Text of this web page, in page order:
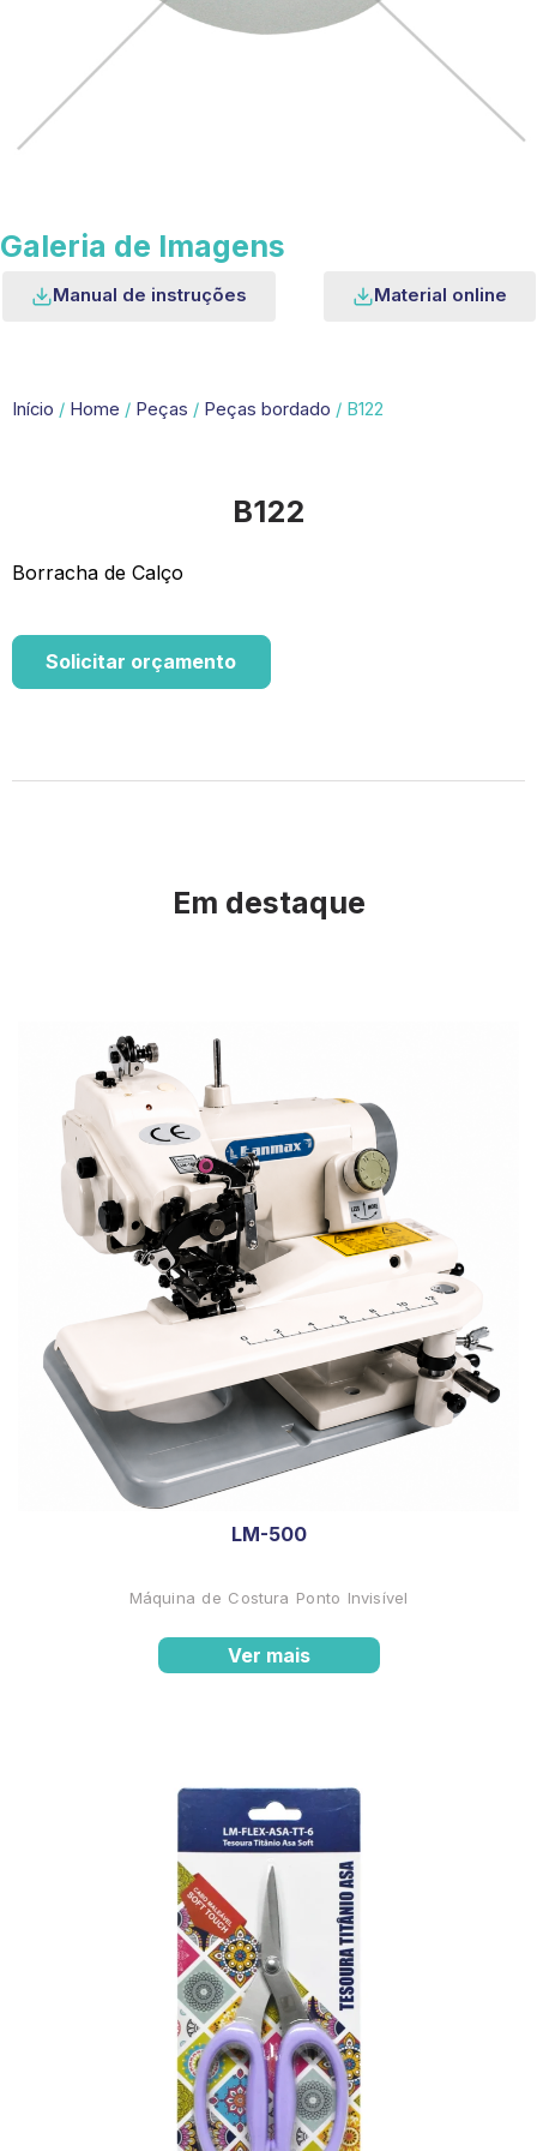
Galeria de Imagens
Manual de instruções Material online
Início / Home / Peças / Peças bordado / B122
B122
Borracha de Calço
Solicitar orçamento
Em destaque
LM-500
Máquina de Costura Ponto Invisível
Ver mais